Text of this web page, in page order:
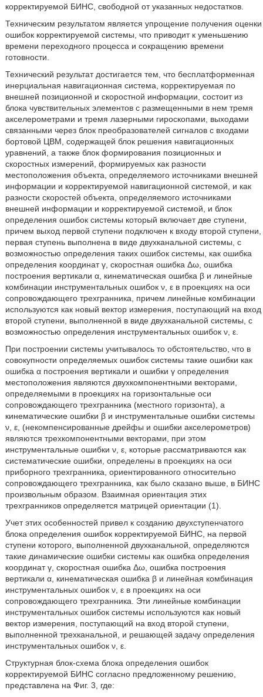
корректируемой БИНС, свободной от указанных недостатков.
Техническим результатом является упрощение получения оценки
ошибок корректируемой системы, что приводит к уменьшению
времени переходного процесса и сокращению времени
готовности.
Технический результат достигается тем, что бесплатформенная
инерциальная навигационная система, корректируемая по
внешней позиционной и скоростной информации, состоит из
блока чувствительных элементов с размещенными в нем тремя
акселерометрами и тремя лазерными гироскопами, выходами
связанными через блок преобразователей сигналов с входами
бортовой ЦВМ, содержащей блок решения навигационных
уравнений, а также блок формирования позиционных и
скоростных измерений, формируемых как разности
местоположения объекта, определяемого источниками внешней
информации и корректируемой навигационной системой, и как
разности скоростей объекта, определяемого источниками
внешней информации и корректируемой системой, и блок
определения ошибок системы который включает две ступени,
причем выход первой ступени подключен к входу второй ступени,
первая ступень выполнена в виде двухканальной системы, с
возможностью определения таких ошибок системы, как ошибка
определения координат γ, скоростная ошибка Δω, ошибка
построения вертикали α, кинематическая ошибка β и линейные
комбинации инструментальных ошибок ν, ε в проекциях на оси
сопровождающего трехгранника, причем линейные комбинации
используются как новый вектор измерения, поступающий на вход
второй ступени, выполненной в виде двухканальной системы, с
возможностью определения инструментальных ошибок ν, ε.
При построении системы учитывалось то обстоятельство, что в
совокупности определяемых ошибок системы такие ошибки как
ошибка α построения вертикали и ошибки γ определения
местоположения являются двухкомпонентными векторами,
определяемыми в проекциях на горизонтальные оси
сопровождающего трехгранника (местного горизонта), а
кинематические ошибки β и инструментальные ошибки системы
ν, ε, (некомпенсированные дрейфы и ошибки акселерометров)
являются трехкомпонентными векторами, при этом
инструментальные ошибки ν, ε, которые рассматриваются как
систематические ошибки, определены в проекциях на оси
приборного трехгранника, ориентированного относительно
сопровождающего трехгранника, как было сказано выше, в БИНС
произвольным образом. Взаимная ориентация этих
трехгранников определяется матрицей ориентации (1).
Учет этих особенностей привел к созданию двухступенчатого
блока определения ошибок корректируемой БИНС, на первой
ступени которого, выполненной двухканальной, определяются
такие динамические ошибки системы как ошибка определения
координат γ, скоростная ошибка Δω, ошибка построения
вертикали α, кинематическая ошибка β и линейная комбинация
инструментальных ошибок ν, ε в проекциях на оси
сопровождающего трехгранника. Эти линейные комбинации
инструментальных ошибок системы используются как новый
вектор измерения, поступающий на вход второй ступени,
выполненной трехканальной, и решающей задачу определения
инструментальных ошибок ν, ε.
Структурная блок-схема блока определения ошибок
корректируемой БИНС согласно предложенному решению,
представлена на Фиг. 3, где: